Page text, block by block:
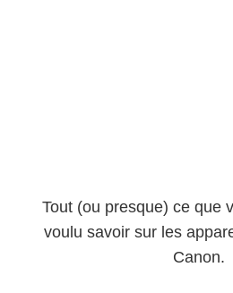
Tout (ou presque) ce que
voulu savoir sur les
Canon.